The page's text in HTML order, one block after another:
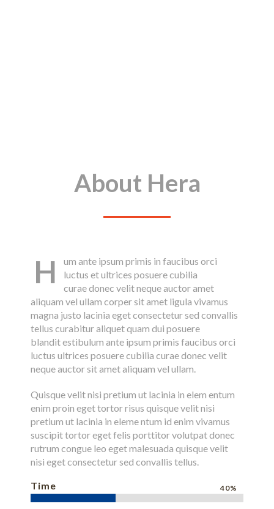
About Hera
H
um ante ipsum primis in faucibus orci
luctus et ultrices posuere cubilia
curae donec velit neque auctor amet
aliquam vel ullam corper sit amet ligula vivamus
magna justo lacinia eget consectetur sed convallis
tellus curabitur aliquet quam dui posuere
blandit estibulum ante ipsum primis faucibus orci
luctus ultrices posuere cubilia curae donec velit
neque auctor sit amet aliquam vel ullam.
Quisque velit nisi pretium ut lacinia in elem entum
enim proin eget tortor risus quisque velit nisi
pretium ut lacinia in eleme ntum id enim vivamus
suscipit tortor eget felis porttitor volutpat donec
rutrum congue leo eget malesuada quisque velit
nisi eget consectetur sed convallis tellus.
Time 40%